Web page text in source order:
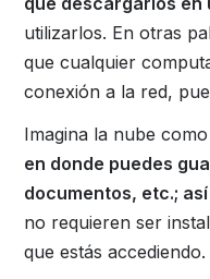
utilizarlos. En otras
que cualquier
conexión a la red,
Imagina la nube como
en donde puedes
documentos, etc.;
no requieren ser
que estás accediendo.